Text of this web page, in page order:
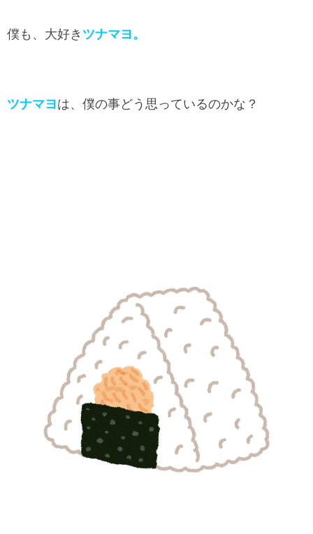
僕も、大好き ツナマヨ。
ツナマヨは、僕の事どう思っているのかな？